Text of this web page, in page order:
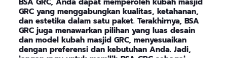
GRC yang menggabungkan kualitas, ketahanan,
dan estetika dalam satu paket. Terakhirnya, BSA
GRC juga menawarkan pilihan yang luas desain
dan model kubah masjid GRC, menyesuaikan
dengan preferensi dan kebutuhan Anda. Jadi,